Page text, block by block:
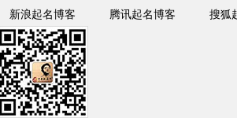
新浪起名博客 腾讯起名博客 搜狐